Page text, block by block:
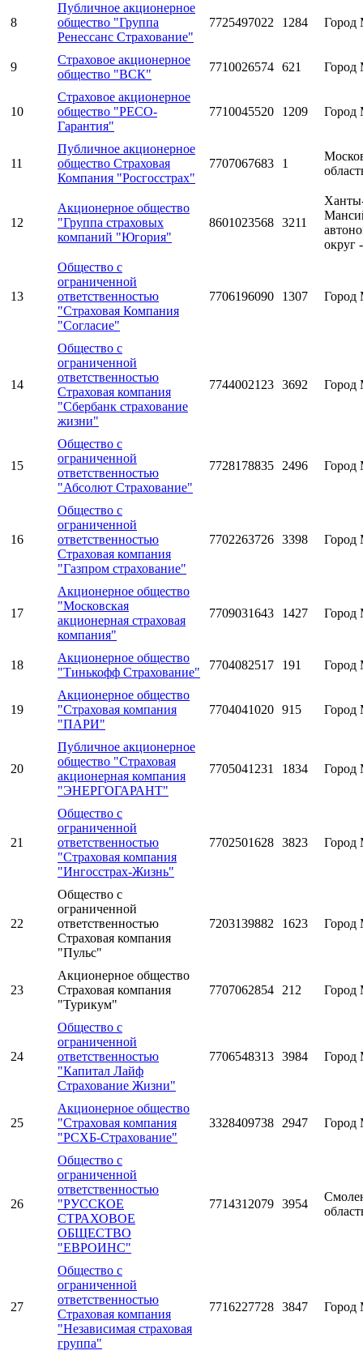
8
Публичное акционерное
общество "Группа
Ренессанс Страхование"
7725497022 1284 Город
9
Страховое акционерное
общество "ВСК"
7710026574 621 Город
10
Страховое акционерное
общество "РЕСО-
Гарантия"
7710045520 1209 Город
11
Публичное акционерное
общество Страховая
Компания "Росгосстрах"
7707067683 1
12
Акционерное общество
"Группа страховых
компаний "Югория"
8601023568 3211
округ
13
Общество с
ограниченной
ответственностью
"Страховая Компания
"Согласие"
7706196090 1307 Город
14
Общество с
ограниченной
ответственностью
Страховая компания
"Сбербанк страхование
жизни"
7744002123 3692 Город
15
Общество с
ограниченной
ответственностью
"Абсолют Страхование"
7728178835 2496 Город
16
Общество с
ограниченной
ответственностью
Страховая компания
"Газпром страхование"
7702263726 3398 Город
17
Акционерное общество
"Московская
акционерная страховая
компания"
7709031643 1427 Город
18
Акционерное общество
"Тинькофф Страхование"
7704082517 191 Город
19
Акционерное общество
"Страховая компания
"ПАРИ"
7704041020 915 Город
20
Публичное акционерное
общество "Страховая
акционерная компания
"ЭНЕРГОГАРАНТ"
7705041231 1834 Город
21
Общество с
ограниченной
ответственностью
"Страховая компания
"Ингосстрах-Жизнь"
7702501628 3823 Город
22
Общество с
ограниченной
ответственностью
Страховая компания
"Пульс"
7203139882 1623 Город
23
Акционерное общество
Страховая компания
"Турикум"
7707062854 212 Город
24
Общество с
ограниченной
ответственностью
"Капитал Лайф
Страхование Жизни"
7706548313 3984 Город
25
Акционерное общество
"Страховая компания
"РСХБ-Страхование"
3328409738 2947 Город
26
Общество с
ограниченной
ответственностью
"РУССКОЕ
СТРАХОВОЕ
ОБЩЕСТВО
"ЕВРОИНС"
7714312079 3954
27
Общество с
ограниченной
ответственностью
Страховая компания
"Независимая страховая
группа"
7716227728 3847 Город